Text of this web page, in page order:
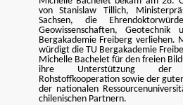
von Stanislaw Tillich,
Sachsen, die
Geowissenschaften,
Bergakademie Freiberg verliehen.
würdigt die TU Bergakademie
Michelle Bachelet für den freien
ihre Unterstützung der
Rohstoffkooperation sowie der
der nationalen
chilenischen Partnern.